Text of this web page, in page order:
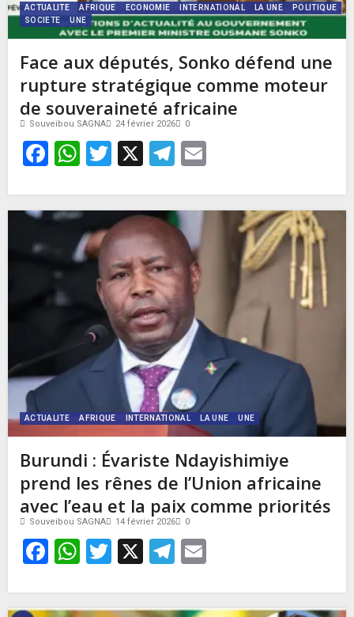
ACTUALITE AFRIQUE ECONOMIE INTERNATIONAL LA UNE
POLITIQUE
SOCIETE
UNE
Face aux députés, Sonko défend une
rupture stratégique comme moteur
de souveraineté africaine
Souveibou SAGNA 24 février 2026 0
Facebook
WhatsApp
Twitter
X Telegram
ACTUALITE AFRIQUE INTERNATIONAL LA UNE UNE
Burundi : Évariste Ndayishimiye
prend les rênes de l’Union africaine
avec l’eau et la paix comme priorités
Souveibou SAGNA 14 février 2026 0
Facebook
WhatsApp
Twitter
X Telegram